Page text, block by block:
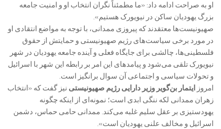
او به صراحت ادامه داد: «ما مطمئناً نگران انتخاب او و امنیت جامعه
بزرگ یهودیان ساکن در نیویورک هستیم».
صهیونیست‌ها معتقدند که پیروزی ممدانی، با توجه به مواضع انتقادی او
در مورد برخی سیاست‌های رژیم صهیونیستی و حمایتش از حقوق
فلسطینی‌ها، چالشی برای جایگاه فعلی و آینده جامعه یهودیان در شهر
نیویورک تلقی می‌شود و پیامدهای این امر بر رابطه این شهر با اسرائیل
و تحولات سیاسی و اجتماعی آن سوال برانگیز است.
امروز
ایتمار بن‌گویر وزیر دارایی رژیم صهیونیستی نیز گفت که «انتخاب
زهران ممدانی لکه ننگی ابدی است؛ نمونه‌ای از اینکه چگونه
یهودستیزی بر عقل سلیم غلبه می‌کند. ممدانی حامی حماس، دشمن
اسرائیل و مخالف علنی یهودیان است».